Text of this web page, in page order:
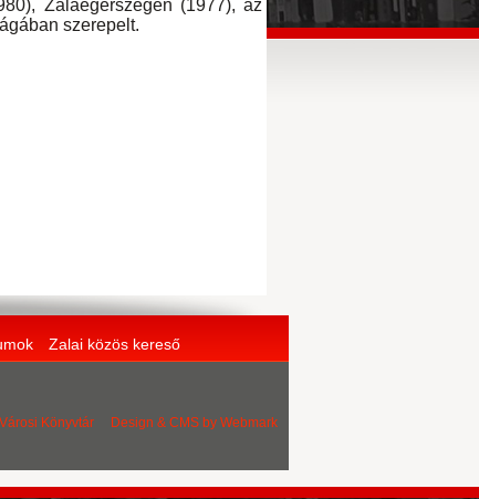
Zalaegerszegen (1977), az
szerepelt.
Zalai közös kereső
Könyvtár Design & CMS by Webmark